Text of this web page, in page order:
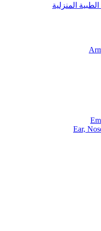
المنزلية
Ear,